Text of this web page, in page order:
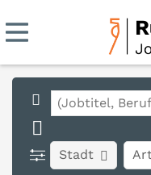
Stadt